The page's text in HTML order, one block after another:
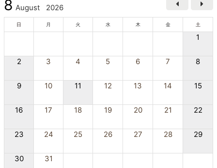
8 August 2026
日 月 火 水 木 金 土
1
2 3 4 5 6 7 8
9 10 11 12 13 14 15
16 17 18 19 20 21 22
23 24 25 26 27 28 29
30 31